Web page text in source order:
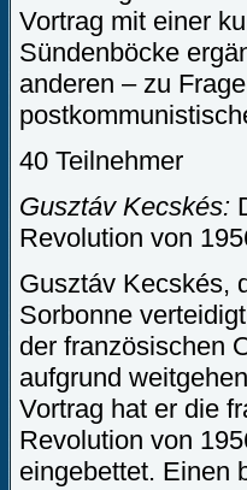
Vortrag mit einer
Sündenböcke
anderen – zu
40 Teilnehmer
Gusztáv Kecskés:
Revolution von
Gusztáv Kecskés,
Sorbonne
der französischen
aufgrund
Vortrag hat er die
Revolution von
eingebettet. Einen